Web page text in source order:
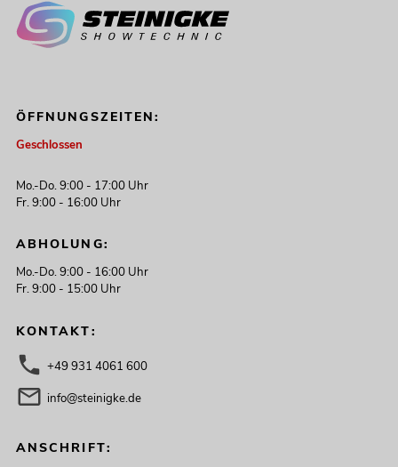
ÖFFNUNGSZEITEN:
Geschlossen
Mo.-Do. 9:00 - 17:00 Uhr
Fr. 9:00 - 16:00 Uhr
ABHOLUNG:
Mo.-Do. 9:00 - 16:00 Uhr
Fr. 9:00 - 15:00 Uhr
KONTAKT:
+49 931 4061 600
info@steinigke.de
ANSCHRIFT: